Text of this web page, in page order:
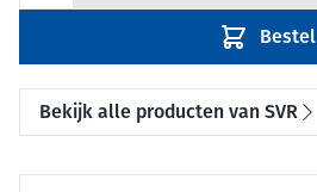
Bestel
Bekijk alle producten van SVR